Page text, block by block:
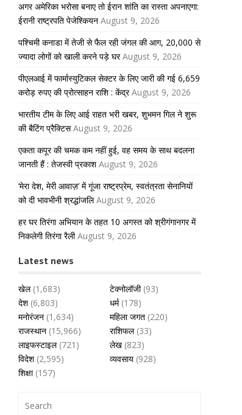
अगर अमेरिका भरोसा बनाए तो ईरान शांति का रास्ता अपनाएगा:
ईरानी राष्ट्रपति पेजेश्कियन August 9, 2026
पश्चिमी कनाडा में तेजी से फैल रही जंगल की आग, 20,000 से
ज्यादा लोगों को खाली करने पड़े घर August 9, 2026
पीएलआई में फार्मास्युटिकल सेक्टर के लिए जारी की गई 6,659
करोड़ रुपए की प्रोत्साहन राशि : केंद्र August 9, 2026
भारतीय टीम के लिए आई राहत भरी खबर, शुभमन गिल ने शुरू
की बैटिंग प्रैक्टिस August 9, 2026
एकता कपूर की चमक कम नहीं हुई, वह समय के साथ बदलना
जानती हैं : तेजस्वी प्रकाश August 9, 2026
‘मेरा देश, मेरी आवाज़’ में गूंजा राष्ट्रप्रेम, स्वतंत्रता सेनानियों
को दी भावभीनी श्रद्धांजलि August 9, 2026
हर घर तिरंगा अभियान के तहत 10 अगस्त को श्रीगंगानगर में
निकलेगी तिरंगा रैली August 9, 2026
Latest news
खेल(1,683) टेक्नोलॉजी(93)
देश(6,803) धर्म(178)
मनोरंजन (1,634) महिला जगत (220)
राजस्थान (15,966) राशिफल(33)
लाइफस्टाइल(721) लेख (823)
विदेश(2,595) व्यवसाय (928)
शिक्षा(157)